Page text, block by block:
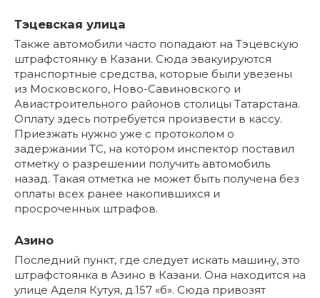
Тэцевская улица
Также автомобили часто попадают на Тэцевскую
штрафстоянку в Казани. Сюда эвакуируются
транспортные средства, которые были увезены
из Московского, Ново-Савиновского и
Авиастроительного районов столицы Татарстана.
Оплату здесь потребуется произвести в кассу.
Приезжать нужно уже с протоколом о
задержании ТС, на котором инспектор поставил
отметку о разрешении получить автомобиль
назад. Такая отметка не может быть получена без
оплаты всех ранее накопившихся и
просроченных штрафов.
Азино
Последний пункт, где следует искать машину, это
штрафстоянка в Азино в Казани. Она находится на
улице Аделя Кутуя, д.157 «б». Сюда привозят